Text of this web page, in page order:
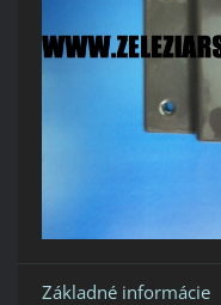
Základné informácie